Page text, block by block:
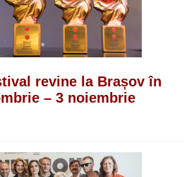
revine la Brașov în
– 3 noiembrie